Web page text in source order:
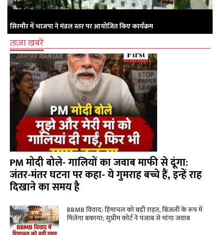
सिरमौर में भाजपा ने मंडल स्तर पर आयोजित किए कार्यक्रम
ताज़ा खबरें
PM मोदी बोले- गालियों का जवाब माफी से दूंगा:
जंतर-मंतर घटना पर कहा- ये गुमराह बच्चे हैं, इन्हें राह
दिखाने का समय है
BBMB विवाद: हिमाचल को बड़ी राहत, बिजली के रूप में
मिलेगा बकाया; सुप्रीम कोर्ट ने पंजाब से मांगा जवाब